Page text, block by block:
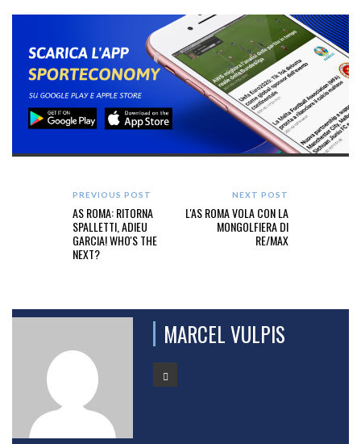
PREVIOUS POST
AS ROMA: RITORNA
SPALLETTI, ADIEU
GARCIA! WHO'S THE
NEXT?
NEXT POST
L'AS ROMA VOLA CON LA
MONGOLFIERA DI
RE/MAX
MARCEL VULPIS